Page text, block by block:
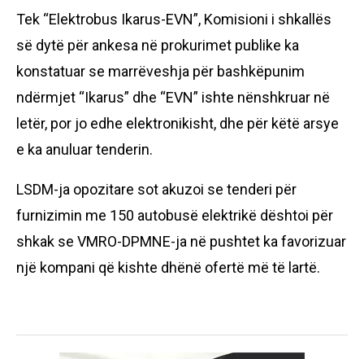
Tek “Elektrobus Ikarus-EVN”, Komisioni i shkallës
së dytë për ankesa në prokurimet publike ka
konstatuar se marrëveshja për bashkëpunim
ndërmjet “Ikarus” dhe “EVN” ishte nënshkruar në
letër, por jo edhe elektronikisht, dhe për këtë arsye
e ka anuluar tenderin.
LSDM-ja opozitare sot akuzoi se tenderi për
furnizimin me 150 autobusë elektrikë dështoi për
shkak se VMRO-DPMNE-ja në pushtet ka favorizuar
një kompani që kishte dhënë ofertë më të lartë.